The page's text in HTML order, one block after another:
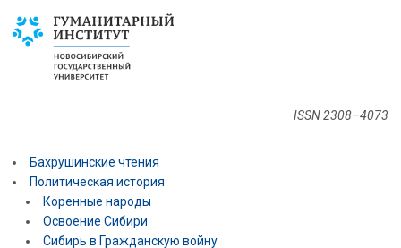
ISSN 2308–4073
Бахрушинские чтения
Политическая история
Коренные народы
Освоение Сибири
Сибирь в Гражданскую войну